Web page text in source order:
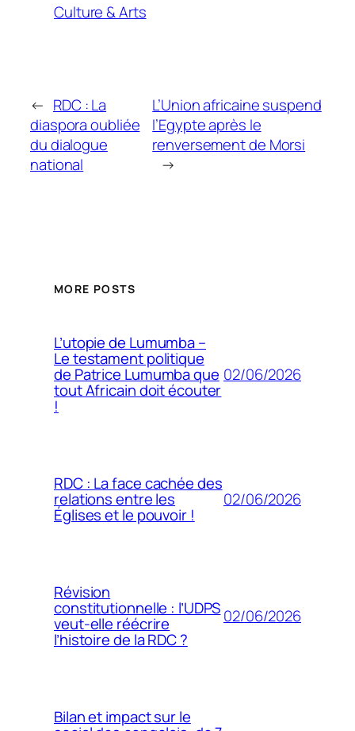
Culture & Arts
← RDC : La
diaspora oubliée
du dialogue
national
L’Union africaine suspend
l’Egypte après le
renversement de Morsi
→
MORE POSTS
L’utopie de Lumumba –
Le testament politique
de Patrice Lumumba que
tout Africain doit écouter
!
02/06/2026
RDC : La face cachée des
relations entre les
Églises et le pouvoir !
02/06/2026
Révision
constitutionnelle : l’UDPS
veut-elle réécrire
l’histoire de la RDC ?
02/06/2026
Bilan et impact sur le